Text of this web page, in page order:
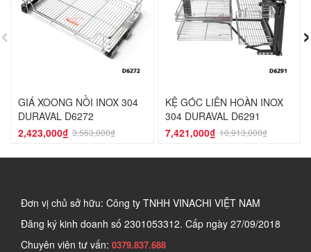
GIÁ XOONG NỒI INOX 304
DURAVAL D6272
2,423,000₫ 3,563,000₫
KỆ GÓC LIÊN HOÀN INOX
304 DURAVAL D6291
7,421,000₫ 10,913,000₫
‹ ›
Đơn vị chủ sở hữu: Công ty TNHH VINACHI VIỆT NAM
Đăng ký kinh doanh số 2301053312. Cấp ngày 27/09/2018
Chuyên viên tư vấn: 0379.837.688